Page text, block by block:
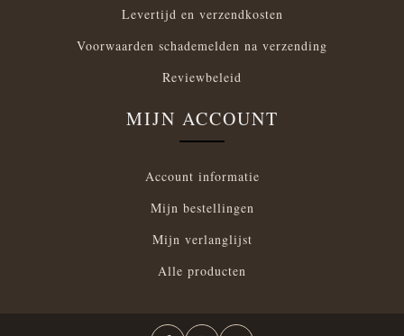
Levertijd en verzendkosten
Voorwaarden schademelden na verzending
Reviewbeleid
MIJN ACCOUNT
Account informatie
Mijn bestellingen
Mijn verlanglijst
Alle producten